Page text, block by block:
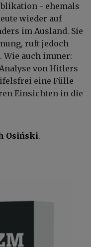
- ehemals
wieder auf
im Ausland. Sie
ruft jedoch
Wie auch immer:
von Hitlers
eine Fülle
Einsichten in die
Osiński.